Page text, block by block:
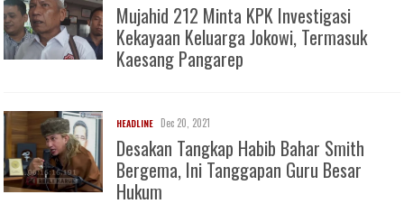
Mujahid 212 Minta KPK Investigasi
Kekayaan Keluarga Jokowi, Termasuk
Kaesang Pangarep
HEADLINE Dec 20, 2021
Desakan Tangkap Habib Bahar Smith
Bergema, Ini Tanggapan Guru Besar
Hukum